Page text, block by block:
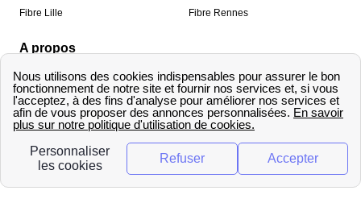
Fibre Lille
Fibre Rennes
A propos
Qui sommes-nous ?
Informations de contact
Méthodologie de classement
Mentions légales
Traitement des avis
Copyright © fibre-optique-eligibilite.fr 2026 – Tous
droits réservés